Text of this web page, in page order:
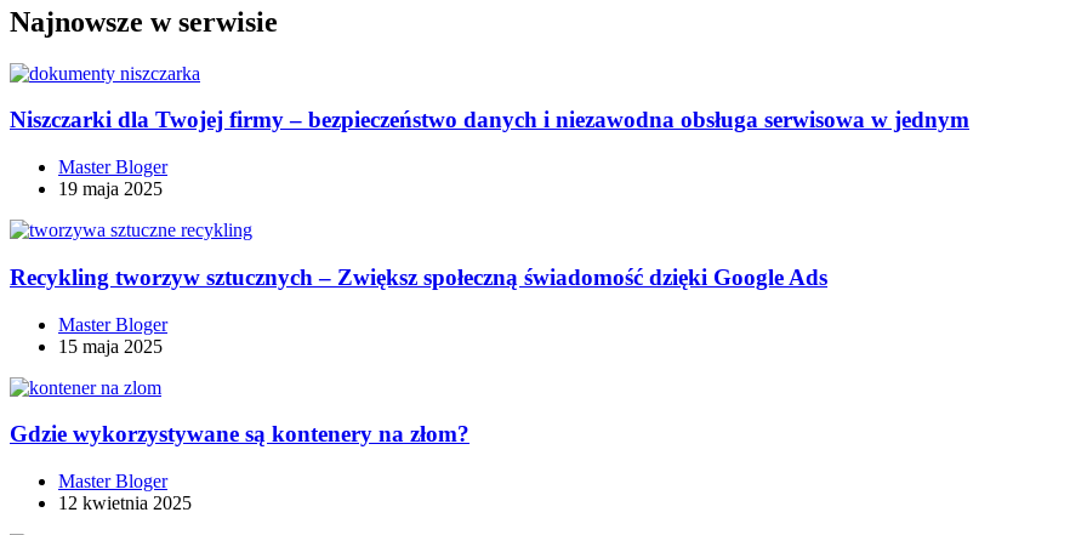
Najnowsze w serwisie
Niszczarki dla Twojej firmy – bezpieczeństwo danych i niezawodna obsługa serwisowa w jednym
Master Bloger
19 maja 2025
Recykling tworzyw sztucznych – Zwiększ społeczną świadomość dzięki Google Ads
Master Bloger
15 maja 2025
Gdzie wykorzystywane są kontenery na złom?
Master Bloger
12 kwietnia 2025